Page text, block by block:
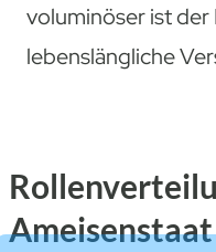
voluminöser ist
lebenslängliche
Ameisenstaat